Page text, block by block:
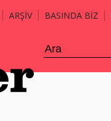
ARŞİV BASINDA BİZ